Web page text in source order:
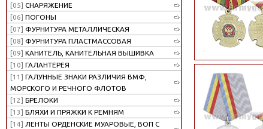
[05] СНАРЯЖЕНИЕ
[06] ПОГОНЫ
[07] ФУРНИТУРА МЕТАЛЛИЧЕСКАЯ
[08] ФУРНИТУРА ПЛАСТМАССОВАЯ
[09] КАНИТЕЛЬ, КАНИТЕЛЬНАЯ ВЫШИВКА
[10] ГАЛАНТЕРЕЯ
[11] ГАЛУННЫЕ ЗНАКИ РАЗЛИЧИЯ ВМФ,
МОРСКОГО И РЕЧНОГО ФЛОТОВ
[12] БРЕЛОКИ
[13] БЛЯХИ И ПРЯЖКИ К РЕМНЯМ
[14] ЛЕНТЫ ОРДЕНСКИЕ МУАРОВЫЕ, ВОП С